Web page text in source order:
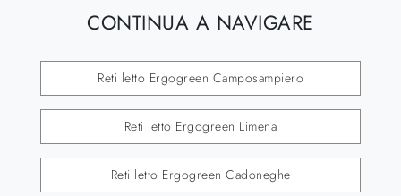
CONTINUA A NAVIGARE
Reti letto Ergogreen Camposampiero
Reti letto Ergogreen Limena
Reti letto Ergogreen Cadoneghe